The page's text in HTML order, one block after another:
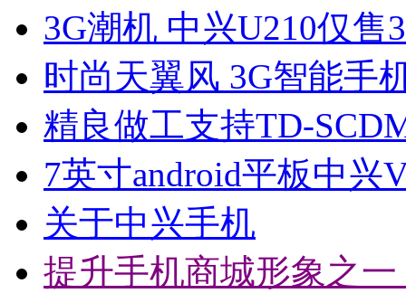
3G潮机 中兴U210仅售
时尚天翼风 3G智能手
精良做工支持TD-
7英寸android平板中兴
关于中兴手机
提升手机商城形象之